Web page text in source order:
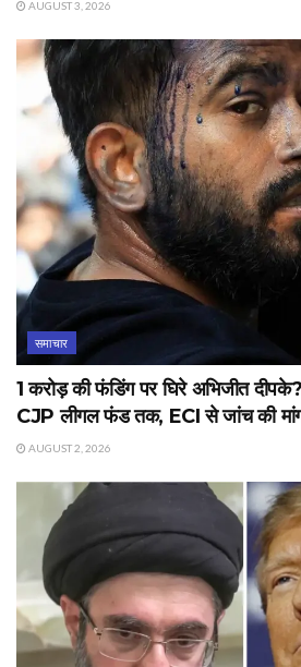
AUGUST 3, 2026
समाचार
1 करोड़ की फंडिंग पर घिरे अभिजीत
CJP लीगल फंड तक, ECI से जांच की
AUGUST 2, 2026